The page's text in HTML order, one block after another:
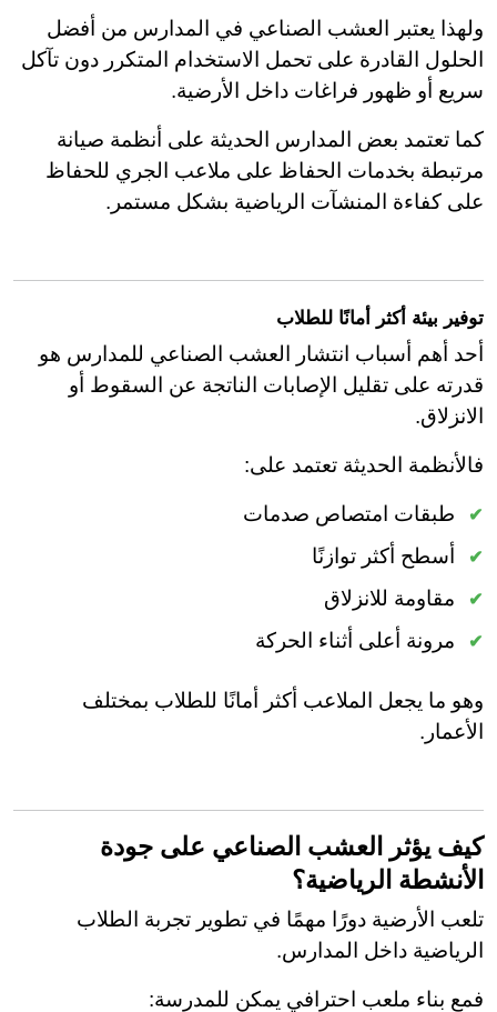
ولهذا يعتبر العشب الصناعي في المدارس من أفضل
الحلول القادرة على تحمل الاستخدام المتكرر دون تآكل
سريع أو ظهور فراغات داخل الأرضية.
كما تعتمد بعض المدارس الحديثة على أنظمة صيانة
مرتبطة بخدمات الحفاظ على ملاعب الجري للحفاظ
على كفاءة المنشآت الرياضية بشكل مستمر.
توفير بيئة أكثر أمانًا للطلاب
أحد أهم أسباب انتشار العشب الصناعي للمدارس هو
قدرته على تقليل الإصابات الناتجة عن السقوط أو
الانزلاق.
فالأنظمة الحديثة تعتمد على:
طبقات امتصاص صدمات
أسطح أكثر توازنًا
مقاومة للانزلاق
مرونة أعلى أثناء الحركة
وهو ما يجعل الملاعب أكثر أمانًا للطلاب بمختلف
الأعمار.
كيف يؤثر العشب الصناعي على جودة
الأنشطة الرياضية؟
تلعب الأرضية دورًا مهمًا في تطوير تجربة الطلاب
الرياضية داخل المدارس.
فمع بناء ملعب احترافي يمكن للمدرسة: